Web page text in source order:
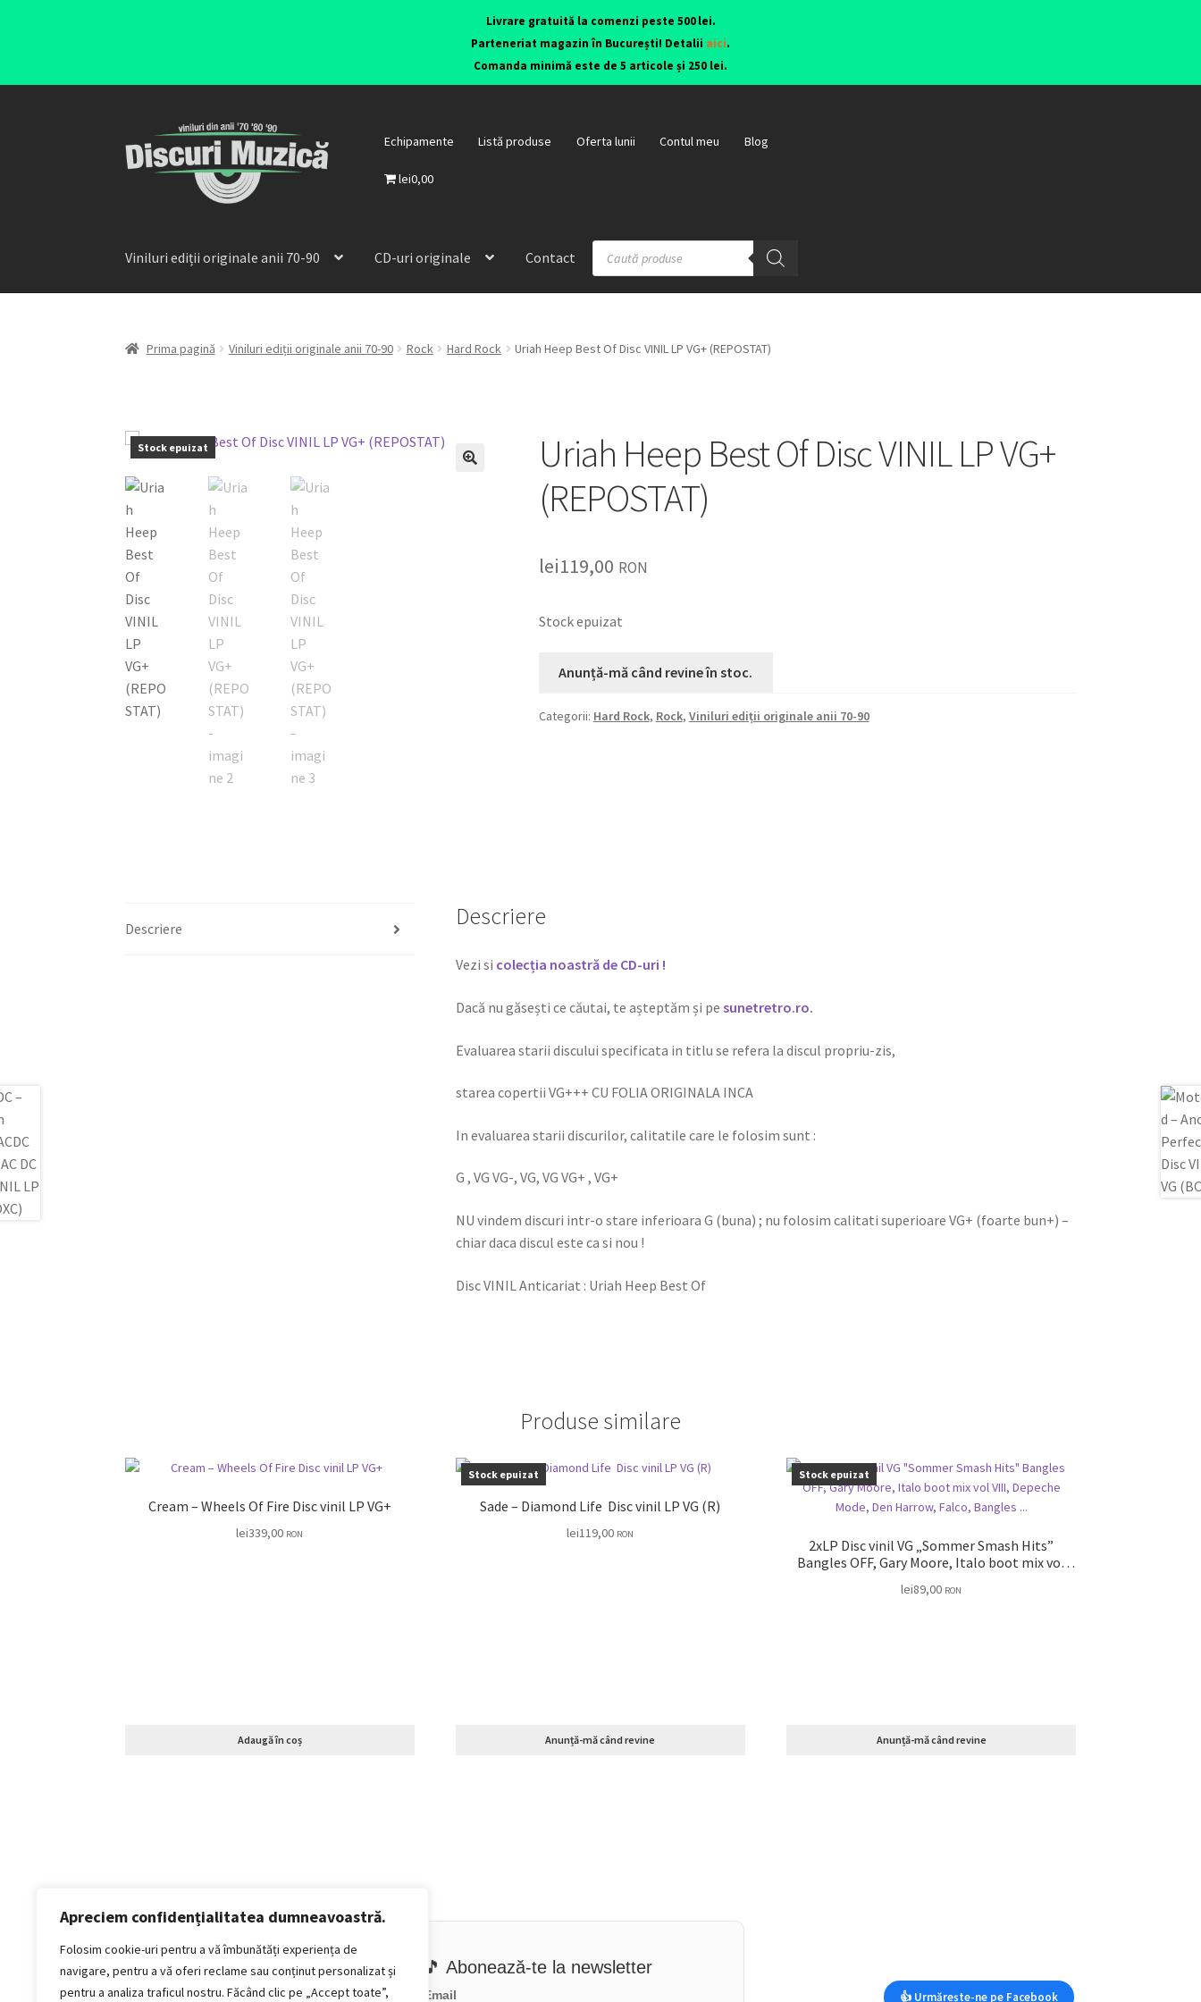
Apreciem confidențialitatea dumneavoastră.
Folosim cookie-uri pentru a vă îmbunătăți experiența de
navigare, pentru a vă oferi reclame sau conținut personalizat și
pentru a analiza traficul nostru. Făcând clic pe „Accept toate”,
Livrare gratuită la comenzi peste 500 lei.
Parteneriat magazin în București! Detalii aici.
Comanda minimă este de 5 articole și 250 lei.
Echipamente Listă produse Oferta lunii Contul meu Blog
lei0,00
Viniluri ediții originale anii 70-90 CD-uri originale Contact
Prima pagină Viniluri ediții originale anii 70-90 Rock Hard Rock Uriah Heep Best Of Disc VINIL LP VG+ (REPOSTAT)
Stock epuizat
Uriah Heep Best Of Disc VINIL LP VG+
(REPOSTAT)
lei119,00 RON
Stock epuizat
Categorii: Hard Rock, Rock, Viniluri ediții originale anii 70-90
Descriere Descriere
Vezi si colecția noastră de CD-uri !
Dacă nu găsești ce căutai, te așteptăm și pesunetretro.ro.
Evaluarea starii discului specificata in titlu se refera la discul propriu-zis,
starea copertii VG+++ CU FOLIA ORIGINALA INCA
In evaluarea starii discurilor, calitatile care le folosim sunt :
G , VG VG-, VG, VG VG+ , VG+
NU vindem discuri intr-o stare inferioara G (buna) ; nu folosim calitati superioare VG+ (foarte bun+) –
chiar daca discul este ca si nou !
Disc VINIL Anticariat : Uriah Heep Best Of
Produse similare
Cream – Wheels Of Fire Disc vinil LP VG+
lei339,00 RON
Adaugă în coș
Stock epuizat
Sade – Diamond Life Disc vinil LP VG (R)
lei119,00 RON
Anunță-mă când revine
Stock epuizat
2xLP Disc vinil VG „Sommer Smash Hits”
Bangles OFF, Gary Moore, Italo boot mix vol
…
lei89,00 RON
Anunță-mă când revine
Politică de confidențialitate
Termeni si conditii
Politica de cookies
Politica de livrare și retur
🎵 Abonează-te la newsletter
Email 👍 Urmărește-ne pe Facebook